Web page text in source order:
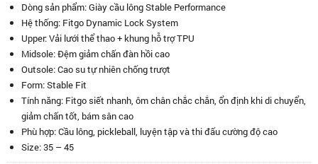
Dòng sản phẩm: Giày cầu lông Stable Performance
Hệ thống: Fitgo Dynamic Lock System
Upper: Vải lưới thể thao + khung hỗ trợ TPU
Midsole: Đệm giảm chấn đàn hồi cao
Outsole: Cao su tự nhiên chống trượt
Form: Stable Fit
Tính năng: Fitgo siết nhanh, ôm chân chắc chắn, ổn định khi di chuyển,
giảm chấn tốt, bám sân cao
Phù hợp: Cầu lông, pickleball, luyện tập và thi đấu cường độ cao
Size: 35 – 45